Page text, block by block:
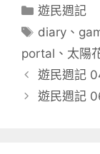
分
類
遊民週記
標
籤
diary 、
portal 、 太陽
遊民週記
遊民週記